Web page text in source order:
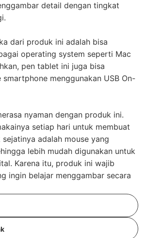
detail dengan tingkat
dari produk ini adalah bisa
operating system seperti Mac
pen tablet ini juga bisa
menggunakan USB On-
nyaman dengan produk ini.
setiap hari untuk membuat
adalah mouse yang
lebih mudah digunakan untuk
Karena itu, produk ini wajib
ingin belajar menggambar secara